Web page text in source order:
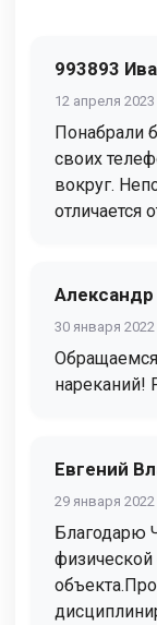
993893
12 апреля 2023
Понабрали
своих
вокруг.
отличается
30 января 2022
Обращаемся
Евгений
29 января 2022
Благодарю
физической